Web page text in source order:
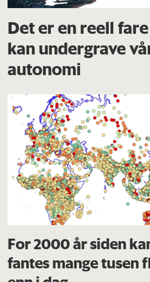
Det er en reell
kan undergrave
autonomi
For 2000 år siden
fantes mange tusen